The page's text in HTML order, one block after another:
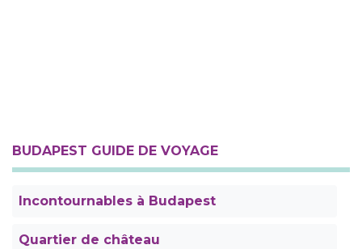
BUDAPEST GUIDE DE VOYAGE
Incontournables à Budapest
Quartier de château